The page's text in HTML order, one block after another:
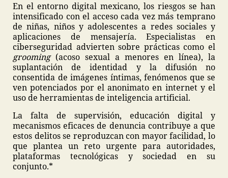
En el entorno digital mexicano, los riesgos se han
intensificado con el acceso cada vez más temprano
de niñas, niños y adolescentes a redes sociales y
aplicaciones de mensajería. Especialistas en
ciberseguridad advierten sobre prácticas como el
grooming(acoso sexual a menores en línea), la
suplantación de identidad y la difusión no
consentida de imágenes íntimas, fenómenos que se
ven potenciados por el anonimato en internet y el
uso de herramientas de inteligencia artificial.
La falta de supervisión, educación digital y
mecanismos eficaces de denuncia contribuye a que
estos delitos se reproduzcan con mayor facilidad, lo
que plantea un reto urgente para autoridades,
plataformas tecnológicas y sociedad en su
conjunto.*